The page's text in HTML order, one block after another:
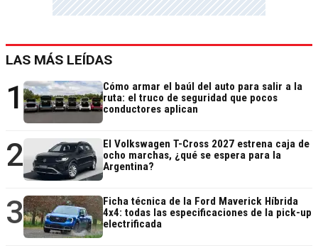
LAS MÁS LEÍDAS
1
Cómo armar el baúl del auto para salir a la
ruta: el truco de seguridad que pocos
conductores aplican
2
El Volkswagen T-Cross 2027 estrena caja de
ocho marchas, ¿qué se espera para la
Argentina?
3
Ficha técnica de la Ford Maverick Híbrida
4x4: todas las especificaciones de la pick-up
electrificada